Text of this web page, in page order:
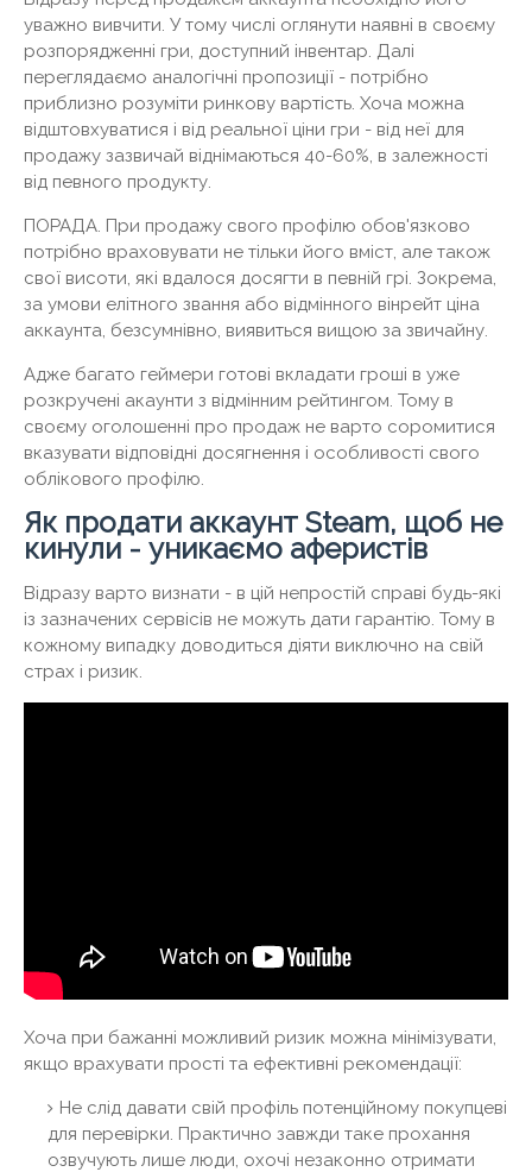
уважно вивчити. У тому числі оглянути наявні в своєму
розпорядженні гри, доступний інвентар. Далі
переглядаємо аналогічні пропозиції - потрібно
приблизно розуміти ринкову вартість. Хоча можна
відштовхуватися і від реальної ціни гри - від неї для
продажу зазвичай віднімаються 40-60%, в залежності
від певного продукту.
ПОРАДА. При продажу свого профілю обов'язково
потрібно враховувати не тільки його вміст, але також
свої висоти, які вдалося досягти в певній грі. Зокрема,
за умови елітного звання або відмінного вінрейт ціна
аккаунта, безсумнівно, виявиться вищою за звичайну.
Адже багато геймери готові вкладати гроші в уже
розкручені акаунти з відмінним рейтингом. Тому в
своєму оголошенні про продаж не варто соромитися
вказувати відповідні досягнення і особливості свого
облікового профілю.
Як продати аккаунт Steam, щоб не
кинули - уникаємо аферистів
Відразу варто визнати - в цій непростій справі будь-які
із зазначених сервісів не можуть дати гарантію. Тому в
кожному випадку доводиться діяти виключно на свій
страх і ризик.
Хоча при бажанні можливий ризик можна мінімізувати,
якщо врахувати прості та ефективні рекомендації:
Не слід давати свій профіль потенційному покупцеві
для перевірки. Практично завжди таке прохання
озвучують лише люди, охочі незаконно отримати